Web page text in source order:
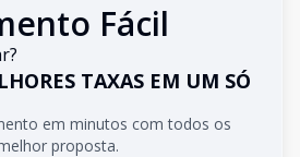
Fácil
TAXAS EM UM SÓ
em minutos com todos os
proposta.